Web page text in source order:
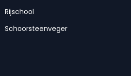
Rijschool
Schoorsteenveger